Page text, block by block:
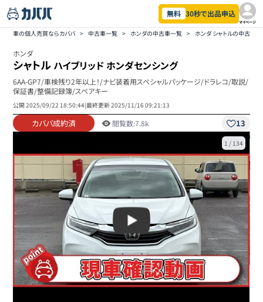
無料 30秒で出品申込
マイページ
車の個人売買ならカババ > 中古車一覧 > ホンダの中古車一覧 > ホンダ シャトルの中古車
ホンダ
シャトル ハイブリッド ホンダセンシング
6AA-GP7/車検残り2年以上！/ナビ装着用スペシャルパッケージ/ドラレコ/取説/
保証書/整備記録簿/スペアキー
公開2025/09/22 18:50:44|最終更新2025/11/16 09:21:13
カババ成約済 閲覧数:7.8k 13
1 / 134